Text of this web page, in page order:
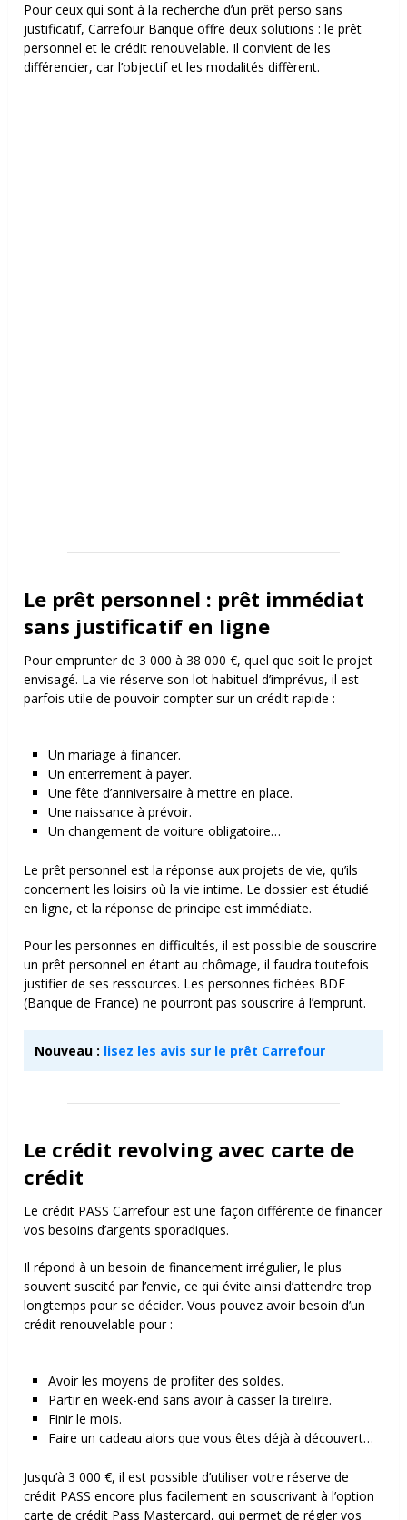
Pour ceux qui sont à la recherche d’un prêt perso sans
justificatif, Carrefour Banque offre deux solutions : le prêt
personnel et le crédit renouvelable. Il convient de les
différencier, car l’objectif et les modalités diffèrent.
Le prêt personnel : prêt immédiat
sans justificatif en ligne
Pour emprunter de 3 000 à 38 000 €, quel que soit le projet
envisagé. La vie réserve son lot habituel d’imprévus, il est
parfois utile de pouvoir compter sur un crédit rapide :
Un mariage à financer.
Un enterrement à payer.
Une fête d’anniversaire à mettre en place.
Une naissance à prévoir.
Un changement de voiture obligatoire…
Le prêt personnel est la réponse aux projets de vie, qu’ils
concernent les loisirs où la vie intime. Le dossier est étudié
en ligne, et la réponse de principe est immédiate.
Pour les personnes en difficultés, il est possible de souscrire
un prêt personnel en étant au chômage, il faudra toutefois
justifier de ses ressources. Les personnes fichées BDF
(Banque de France) ne pourront pas souscrire à l’emprunt.
Nouveau : lisez les avis sur le prêt Carrefour
Le crédit revolving avec carte de
crédit
Le crédit PASS Carrefour est une façon différente de financer
vos besoins d’argents sporadiques.
Il répond à un besoin de financement irrégulier, le plus
souvent suscité par l’envie, ce qui évite ainsi d’attendre trop
longtemps pour se décider. Vous pouvez avoir besoin d’un
crédit renouvelable pour :
Avoir les moyens de profiter des soldes.
Partir en week-end sans avoir à casser la tirelire.
Finir le mois.
Faire un cadeau alors que vous êtes déjà à découvert…
Jusqu’à 3 000 €, il est possible d’utiliser votre réserve de
crédit PASS encore plus facilement en souscrivant à l’option
carte de crédit Pass Mastercard, qui permet de régler vos